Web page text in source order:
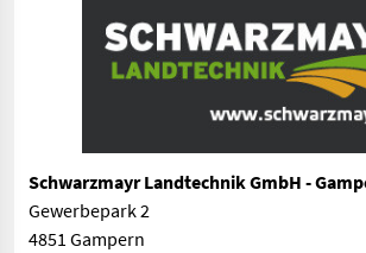
Schwarzmayr Landtechnik GmbH -
Gewerbepark 2
4851 Gampern